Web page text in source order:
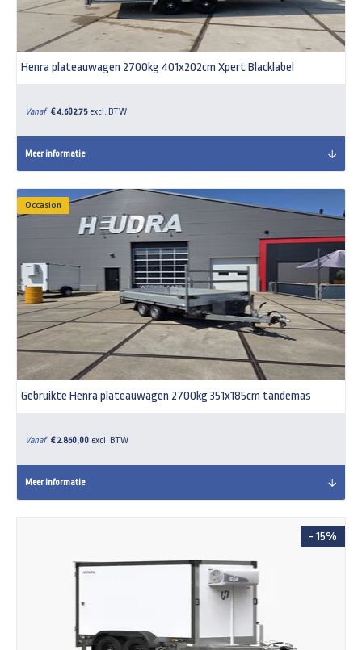
Henra plateauwagen 2700kg 401x202cm Xpert Blacklabel
Vanaf € 4.602,75 excl. BTW
Meer informatie
Occasion
Gebruikte Henra plateauwagen 2700kg 351x185cm tandemas
Vanaf € 2.850,00 excl. BTW
Meer informatie
- 15%